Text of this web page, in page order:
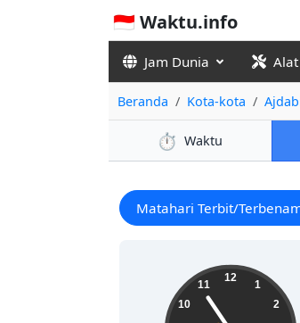
🇮🇩 Waktu.info
Jam Dunia
Beranda Kota-kota
⏱️ Waktu
Matahari Terbit/
02:54:20 12
1
2
10
11